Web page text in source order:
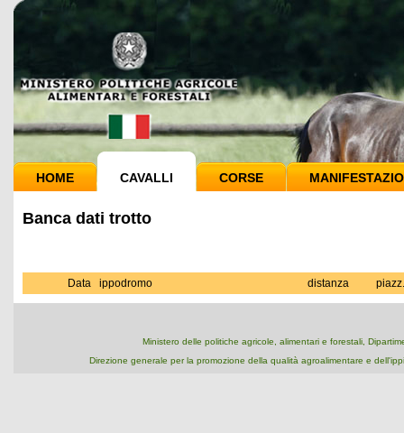
HOME CAVALLI CORSE
Banca dati trotto
Data ippodromo distanza piazz.
Ministero delle politiche agricole, alimentari e forestali,
Direzione generale per la promozione della qualità agroalimentare e